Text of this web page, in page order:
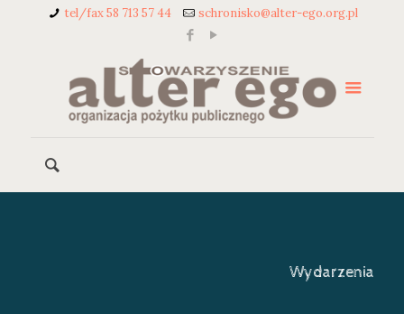
tel/fax 58 713 57 44 schronisko@alter-ego.org.pl
Wydarzenia